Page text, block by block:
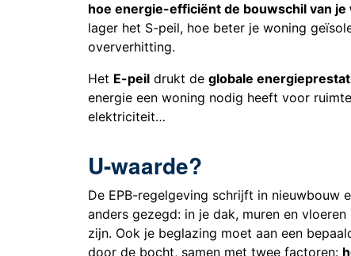
hoe energie-efficiënt de bouwschil van je
lager het S-peil, hoe beter je woning
oververhitting.
Het E-peil drukt deglobale
energie een woning nodig heeft voor
elektriciteit…
U-waarde?
De EPB-regelgeving schrijft in nieuwbouw
anders gezegd: in je dak, muren en
zijn. Ook je beglazing moet aan een
door de bocht, samen met twee factoren: